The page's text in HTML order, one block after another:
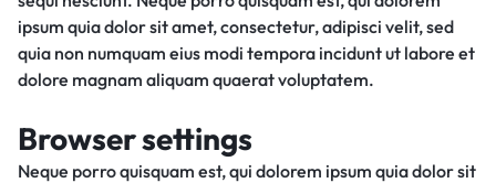
ipsum quia dolor sit amet, consectetur, adipisci velit, sed
quia non numquam eius modi tempora incidunt ut labore et
dolore magnam aliquam quaerat voluptatem.
Browser settings
Neque porro quisquam est, qui dolorem ipsum quia dolor sit